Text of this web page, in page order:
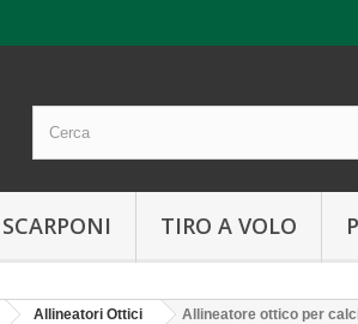
SCARPONI TIRO A VOLO
Allineatori Ottici Allineatore ottico per